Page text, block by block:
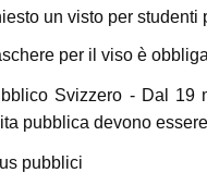
un visto per
per il viso è
Svizzero - Dal 19
pubblica devono
pubblici